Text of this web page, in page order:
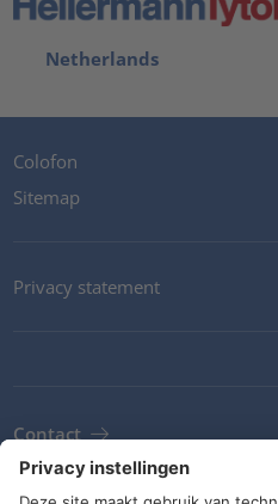
Netherlands
Colofon
Sitemap
Privacy statement
Contact
Newsletter